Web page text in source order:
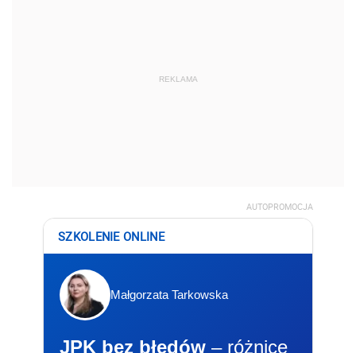
REKLAMA
AUTOPROMOCJA
SZKOLENIE ONLINE
Małgorzata Tarkowska
JPK bez błędów – różnice